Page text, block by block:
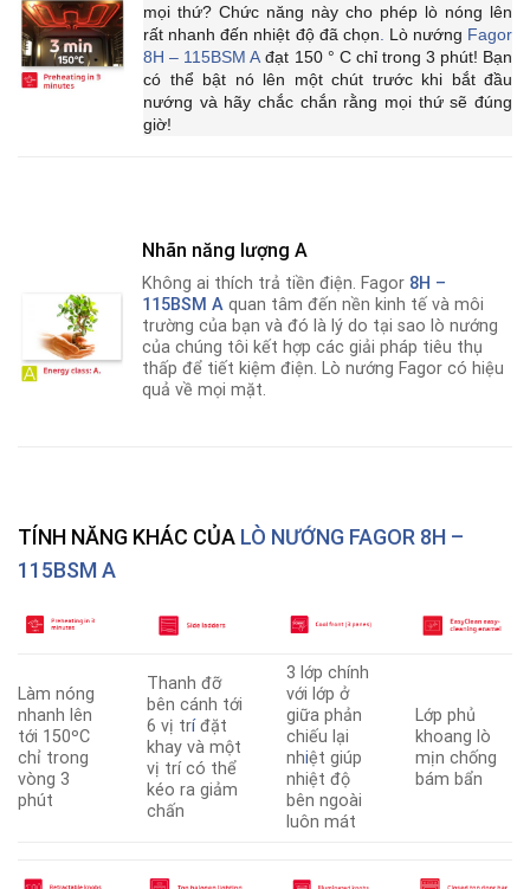
mọi thứ? Chức năng này cho phép lò nóng lên
rất nhanh đến nhiệt độ đã chọn
Lò nướng Fagor
8H – 115BSM A đạt 150 ° C chỉ trong 3 phút! Bạn
có thể bật nó lên một chút trước khi bắt đầu
nướng và hãy chắc chắn rằng mọi thứ sẽ đúng
giờ!
Nhãn năng lượng A
Không ai thích trả tiền điện. Fagor 8H –
115BSM A quan tâm đến nền kinh tế và môi
trường của bạn và đó là lý do tại sao lò nướng
của chúng tôi kết hợp các giải pháp tiêu thụ
thấp để tiết kiệm điện. Lò nướng Fagor có hiệu
quả về mọi mặt.
TÍNH NĂNG KHÁC CỦA LÒ NƯỚNG FAGOR 8H –
115BSM A
Làm nóng
nhanh lên
tới 150ºC
chỉ trong
vòng 3
phút
Thanh đỡ
bên cánh tới
6 vị tríđặt
khay và một
vị trí có thể
kéo ra giảm
chấn
3 lớp chính
với lớp ở
giữa phản
chiếu lại
nhiệt giúp
nhiệt độ
bên ngoài
luôn mát
Lớp phủ
khoang lò
mịn chống
bám bẩn